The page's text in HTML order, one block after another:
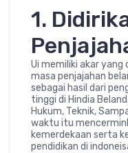
1.
Ui memiliki akar
masa penjajahan
sebagai hasil dari
tinggi di Hindia
Hukum, Teknik,
waktu itu
kemerdekaan serta
pendidikan di